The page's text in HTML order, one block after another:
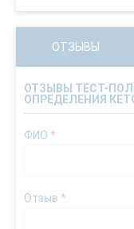
ОТЗЫВЫ
ОТЗЫВЫ ТЕСТ-
ОПРЕДЕЛЕНИЯ
ФИО *
Отзыв *